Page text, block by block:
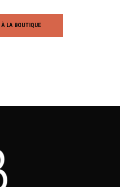
À LA BOUTIQUE